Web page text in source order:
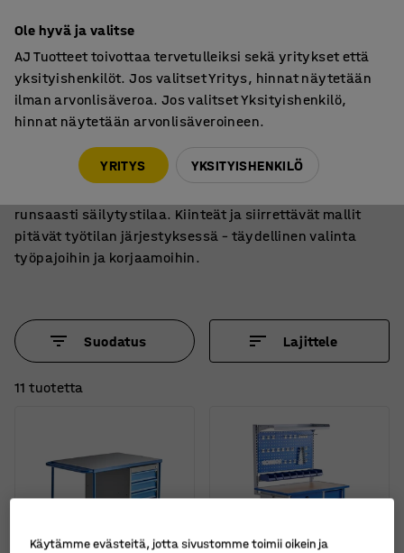
Raskaaseen käyttöön suunnitellut työpenkit
runsaasti säilytystilaa. Kiinteät ja siirrettävät mallit
pitävät työtilan järjestyksessä – täydellinen valinta
työpajoihin ja korjaamoihin.
Suodatus Lajittele
11 tuotetta
Ole hyvä ja valitse
AJ Tuotteet toivottaa tervetulleiksi sekä yritykset että
yksityishenkilöt. Jos valitset Yritys, hinnat näytetään
ilman arvonlisäveroa. Jos valitset Yksityishenkilö,
hinnat näytetään arvonlisäveroineen.
YRITYS YKSITYISHENKILÖ
Käytämme evästeitä, jotta sivustomme toimii oikein ja